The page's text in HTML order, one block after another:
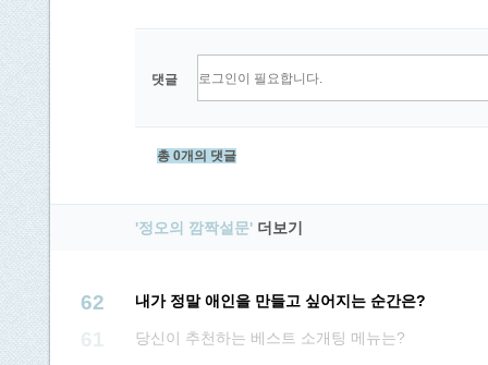
댓글
총 0개의 댓글
'정오의 깜짝설문' 더보기
62 내가 정말 애인을 만들고 싶어지는 순간은?
당신이 추천하는 베스트 소개팅 메뉴는?